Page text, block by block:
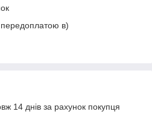
в)
14 днів за рахунок покупця